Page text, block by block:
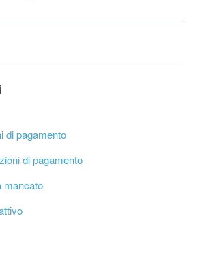
di pagamento
di pagamento
mancato